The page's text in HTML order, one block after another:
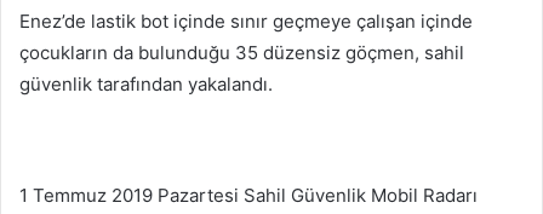
göndermek
Enez’de lastik bot içinde sınır geçmeye çalışan içinde
çocukların da bulunduğu 35 düzensiz göçmen, sahil
güvenlik tarafından yakalandı.
1 Temmuz 2019 Pazartesi Sahil Güvenlik Mobil Radarı